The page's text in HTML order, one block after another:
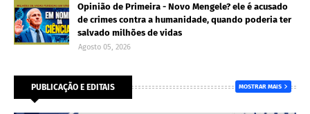
Opinião de Primeira - Novo Mengele? ele é acusado
de crimes contra a humanidade, quando poderia ter
salvado milhões de vidas
Agosto 05, 2026
PUBLICAÇÃO E EDITAIS MOSTRAR MAIS